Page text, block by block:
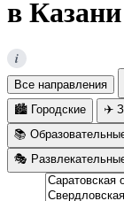
в
i
Все направления
🏙️ Городские
✈️
📚
🎭